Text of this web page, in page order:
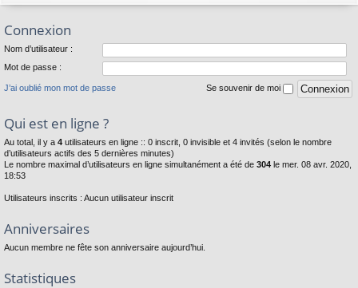
Connexion
Nom d’utilisateur :
Mot de passe :
J’ai oublié mon mot de passe Se souvenir de moi
Qui est en ligne ?
Au total, il y a 4 utilisateurs en ligne :: 0 inscrit, 0 invisible et 4 invités (selon le nombre
d’utilisateurs actifs des 5 dernières minutes)
Le nombre maximal d’utilisateurs en ligne simultanément a été de 304 le mer. 08 avr. 2020,
18:53
Utilisateurs inscrits : Aucun utilisateur inscrit
Anniversaires
Aucun membre ne fête son anniversaire aujourd’hui.
Statistiques